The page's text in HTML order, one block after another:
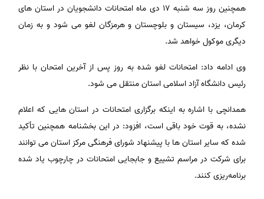
همچنین روز سه شنبه ۱۷ دی ماه امتحانات دانشجویان در استان های
کرمان، یزد، سیستان و بلوچستان و هرمزگان لغو می شود و به زمان
دیگری موکول خواهد شد.
وی ادامه داد: امتحانات لغو شده به روز پس از آخرین امتحان با نظر
رئیس دانشگاه آزاد اسلامی استان منتقل می شود.
همدانچی با اشاره به اینکه برگزاری امتحانات در استان هایی که اعلام
نشده، به قوت خود باقی است، افزود: در این بخشنامه همچنین تأکید
شده که سایر استان ها با پیشنهاد شورای فرهنگی مرکز استان می توانند
برای شرکت در مراسم تشییع و جابجایی امتحانات در چارچوب یاد شده
برنامه‌ریزی کنند.